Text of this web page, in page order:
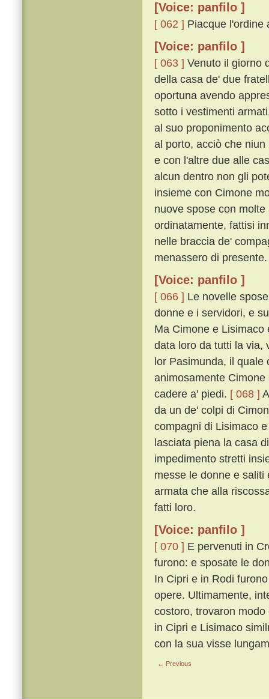
[Voice: panfilo ]
[ 062 ] Piacque l'ordine
[Voice: panfilo ]
[ 063 ] Venuto il giorno
della casa de' due
oportuna avendo
sotto i vestimenti
al suo proponimento
al porto, acciò che
e con l'altre due alle
alcun dentro non gli
insieme con Cimone
nuove spose con
ordinatamente, fattisi
nelle braccia de'
menassero di presente.
[Voice: panfilo ]
[ 066 ] Le novelle
donne e i servidori, e
Ma Cimone e
data loro da tutti la via,
lor Pasimunda, il quale
animosamente
cadere a' piedi. [ 068 ]
da un de' colpi di
compagni di Lisimaco
lasciata piena la casa
impedimento stretti
messe le donne e
armata che alla
fatti loro.
[Voice: panfilo ]
[ 070 ] E pervenuti in
furono: e sposate le
In Cipri e in Rodi
opere. Ultimamente,
costoro, trovaron
in Cipri e Lisimaco
con la sua visse
← Previous